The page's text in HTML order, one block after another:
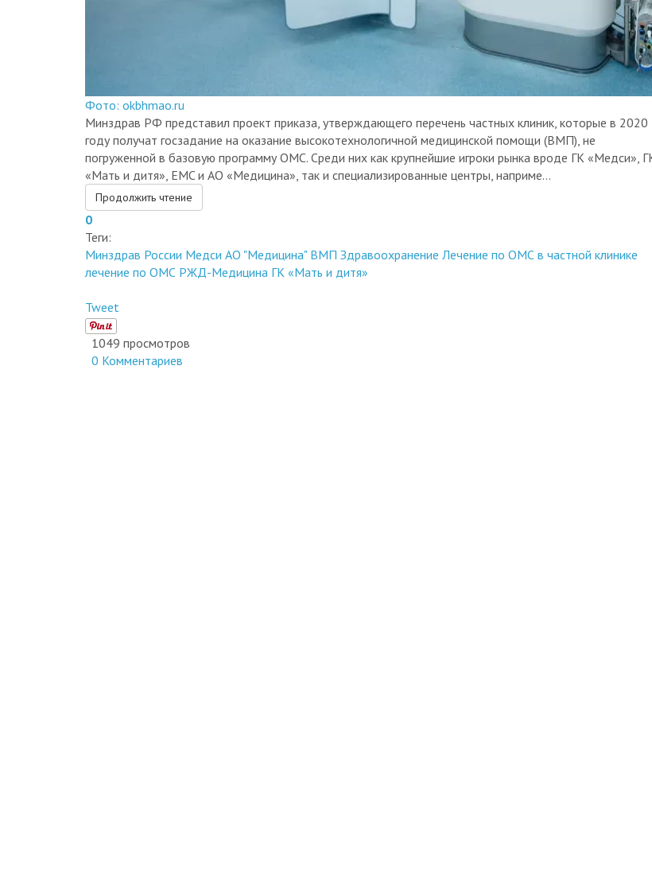
Фото: okbhmao.ru
Минздрав РФ представил проект приказа, утверждающего перечень частных клиник, которые в 2020
году получат госзадание на оказание высокотехнологичной медицинской помощи (ВМП), не
погруженной в базовую программу ОМС. Среди них как крупнейшие игроки рынка вроде ГК «Медси», ГК
«Мать и дитя», EMC и АО «Медицина», так и специализированные центры, наприме...
Продолжить чтение
0
Теги:
Минздрав России Медси АО "Медицина" ВМП Здравоохранение
Tweet
1049 просмотров